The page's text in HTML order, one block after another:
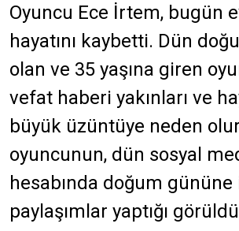
Oyuncu Ece İrtem, bugün
hayatını kaybetti. Dün
olan ve 35 yaşına giren
vefat haberi yakınları ve
büyük üzüntüye neden
oyuncunun, dün sosyal
hesabında doğum
paylaşımlar yaptığı